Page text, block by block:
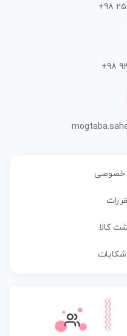
+98
+98
خصوصی
کالا
شکایات